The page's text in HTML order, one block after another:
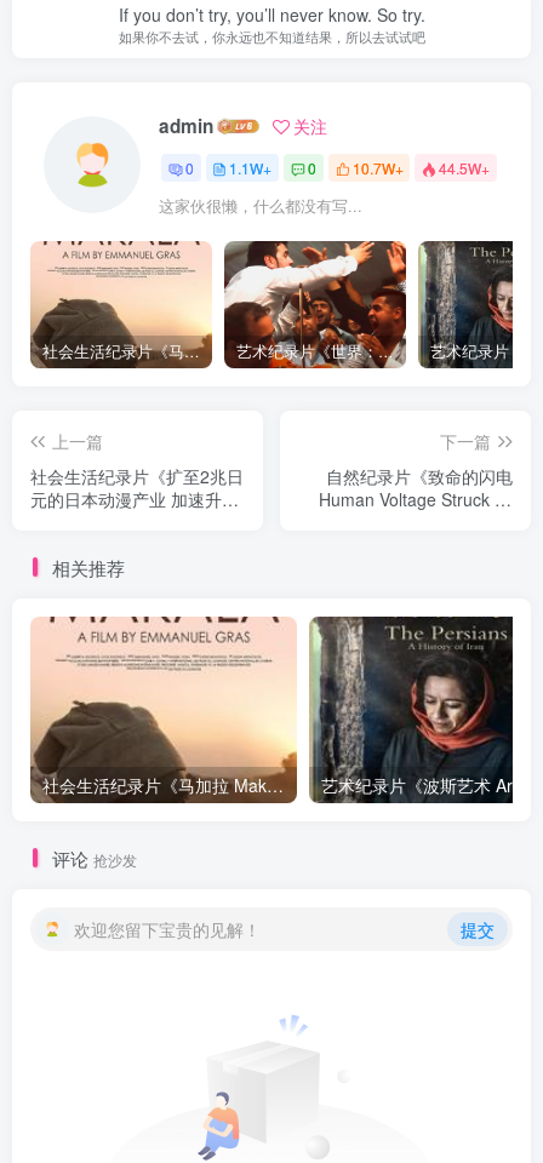
If you don’t try, you’ll never know. So try.
如果你不去试，你永远也不知道结果，所以去试试吧
admin 关注
0 1.1W+ 0 10.7W+ 44.5W+
这家伙很懒，什么都没有写...
社会生活纪录片《马加拉 Makala》下载 艺术纪录片《世界：新吉普赛之王 This World: The New Gypsy Kings》下载
上一篇
社会生活纪录片《扩至2兆日
元的日本动漫产业 加速升级
下一篇
自然纪录片《致命的闪电
Human Voltage Struck by
相关推荐
社会生活纪录片《马加拉 Makala》下载
评论 抢沙发
欢迎您留下宝贵的见解！ 提交